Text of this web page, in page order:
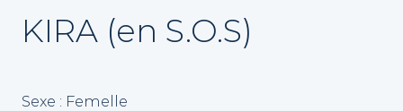
KIRA (en S.O.S)
Sexe : Femelle